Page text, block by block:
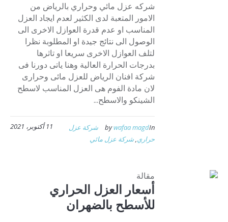
شركه عزل مائي وحراري بالرياض من
الامور المتعبة لدى الكثير لعدم ايجاد العزل
المناسب او عدم قدرة العوازل الاخرى الى
الوصول الى نتائج جيدة او المطلوبة نظرا
لتلف العوازل الاخرى سريعا او تاثرها
بدرجات الحرارة العالية وهنا ياتى دورنا فى
شركة افنان الرياض للعزل مائى وحرارى
لان مادة الفوم هى العزل المناسب لاسطح
الشينكو والاسطح...
11 أكتوبر، 2021 bywafaa magdIn
شركة عزل
حراري,شركة عزل مائي
مقالة
أسعار العزل الحراري
للأسطح بالضهران